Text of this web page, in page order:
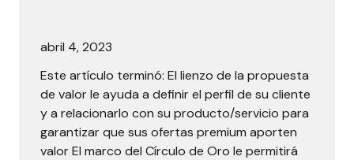
abril 4, 2023
Este artículo terminó: El lienzo de la propuesta
de valor le ayuda a definir el perfil de su cliente
y a relacionarlo con su producto/servicio para
garantizar que sus ofertas premium aporten
valor El marco del Círculo de Oro le permitirá